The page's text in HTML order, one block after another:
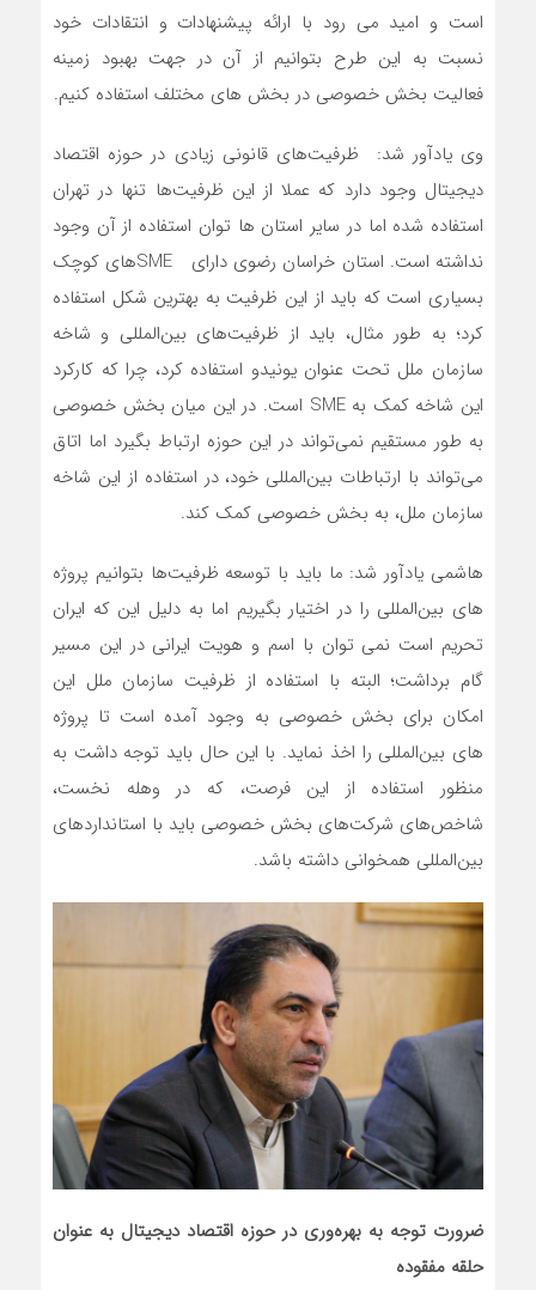
است و امید می رود با ارائه پیشنهادات و انتقادات خود
نسبت به این طرح بتوانیم از آن در جهت بهبود زمینه
فعالیت بخش خصوصی در بخش های مختلف استفاده کنیم.
وی یادآور شد: ظرفیت‌های قانونی زیادی در حوزه اقتصاد
دیجیتال وجود دارد که عملا از این ظرفیت‌ها تنها در تهران
استفاده شده اما در سایر استان ها توان استفاده از آن وجود
نداشته است. استان خراسان رضوی دارای SMEهای کوچک
بسیاری است که باید از این ظرفیت به بهترین شکل استفاده
کرد؛ به طور مثال، باید از ظرفیت‌های بین‌المللی و شاخه
سازمان ملل تحت عنوان یونیدو استفاده کرد، چرا که کارکرد
این شاخه کمک به SME است. در این میان بخش خصوصی
به طور مستقیم نمی‌تواند در این حوزه ارتباط بگیرد اما اتاق
می‌تواند با ارتباطات بین‌المللی خود، در استفاده از این شاخه
سازمان ملل، به بخش خصوصی کمک کند.
هاشمی یادآور شد: ما باید با توسعه ظرفیت‌ها بتوانیم پروژه
های بین‌المللی را در اختیار بگیریم اما به دلیل این که ایران
تحریم است نمی توان با اسم و هویت ایرانی در این مسیر
گام برداشت؛ البته با استفاده از ظرفیت سازمان ملل این
امکان برای بخش خصوصی به وجود آمده است تا پروژه
های بین‌المللی را اخذ نماید. با این حال باید توجه داشت به
منظور استفاده از این فرصت، که در وهله نخست،
شاخص‌های شرکت‌های بخش خصوصی باید با استانداردهای
بین‌المللی همخوانی داشته باشد.
ضرورت توجه به بهره‌وری در حوزه اقتصاد دیجیتال به عنوان
حلقه مفقوده